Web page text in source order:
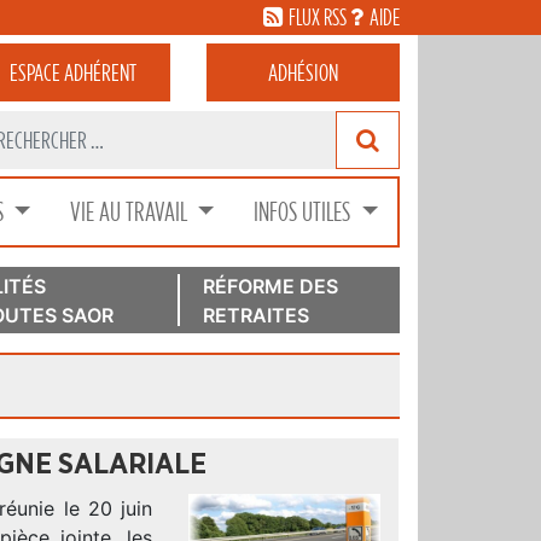
FLUX RSS AIDE
ESPACEADHÉRENT ADHÉSION
VIE AU TRAVAIL INFOS UTILES
SAOR
RÉFORME DES
RETRAITES
SALARIALE
le 20 juin